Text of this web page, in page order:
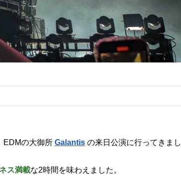
EDMの大御所 Galantis の来日公演に行ってきまし
ス満載な2時間を味わえました。